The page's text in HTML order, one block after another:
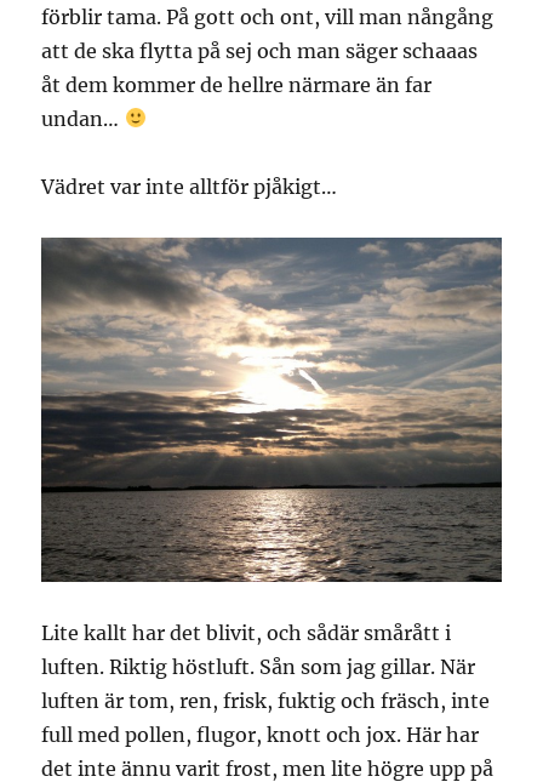
förblir tama. På gott och ont, vill man nångång
att de ska flytta på sej och man säger schaaas
åt dem kommer de hellre närmare än far
undan…
Vädret var inte alltför pjåkigt…
Lite kallt har det blivit, och sådär smårått i
luften. Riktig höstluft. Sån som jag gillar. När
luften är tom, ren, frisk, fuktig och fräsch, inte
full med pollen, flugor, knott och jox. Här har
det inte ännu varit frost, men lite högre upp på